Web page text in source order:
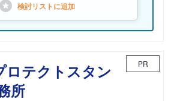
検討リストに追加
ロテクトスタン
所
PR